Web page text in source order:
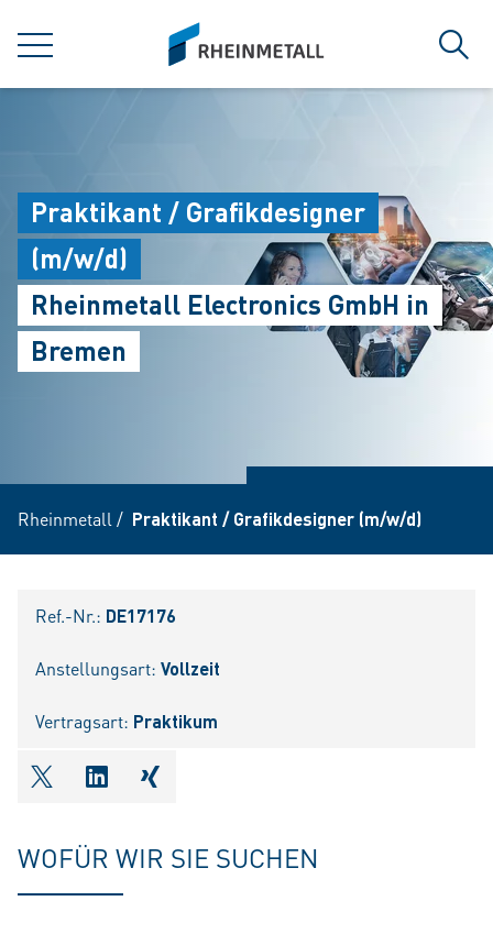
MENÜ
siteLogo
Praktikant / Grafikdesigner
(m/w/d)
Rheinmetall Electronics GmbH in
Bremen
Rheinmetall / Praktikant / Grafikdesigner (m/w/d)
Ref.-Nr.: DE17176
Anstellungsart: Vollzeit
Vertragsart: Praktikum
shareOntwitter
shareOnlinkedIn
shareOnxing
WOFÜR WIR SIE SUCHEN